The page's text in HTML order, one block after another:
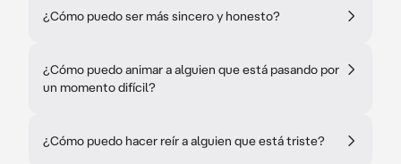
¿Cómo puedo ser más sincero y honesto?
¿Cómo puedo animar a alguien que está pasando por
un momento difícil?
¿Cómo puedo hacer reír a alguien que está triste?